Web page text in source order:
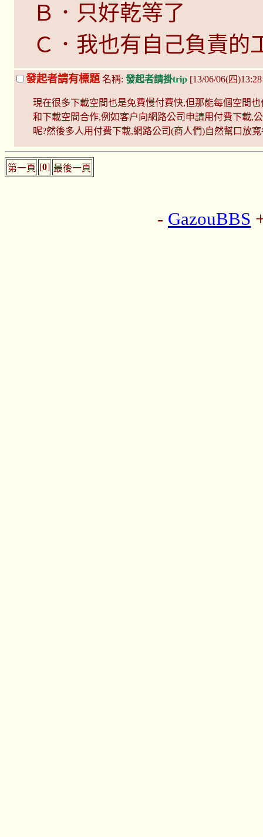
Ｂ．只好乾等了
Ｃ．我也有自己負責的
發起者請有標題 名稱: 發起者請掛trip [13/06/06(四
現在很多下載空間也是免費慢付費快,但那能每個空間
和下載空間合作,例如客户向網路公司申請用付費下載,
呢?然後多人用付費下載,網路公司(商人們)自然幫口放
第一頁 [0] 最後一頁
- GazouBBS